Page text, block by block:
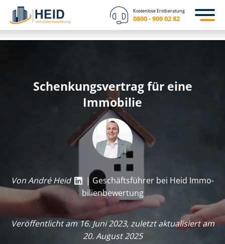
Kostenlose Erstberatung
0800 - 909 02 82
Schen­kungs­ver­trag für eine
Immobilie
Von André Heid
| Geschäftsführer bei Heid Im­mo­
bi­li­en­be­wer­tung
Veröffentlicht am 16. Juni 2023, zuletzt aktualisiert am
20. August 2025